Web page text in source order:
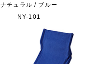
ナチュラル / ブルー
NY-101